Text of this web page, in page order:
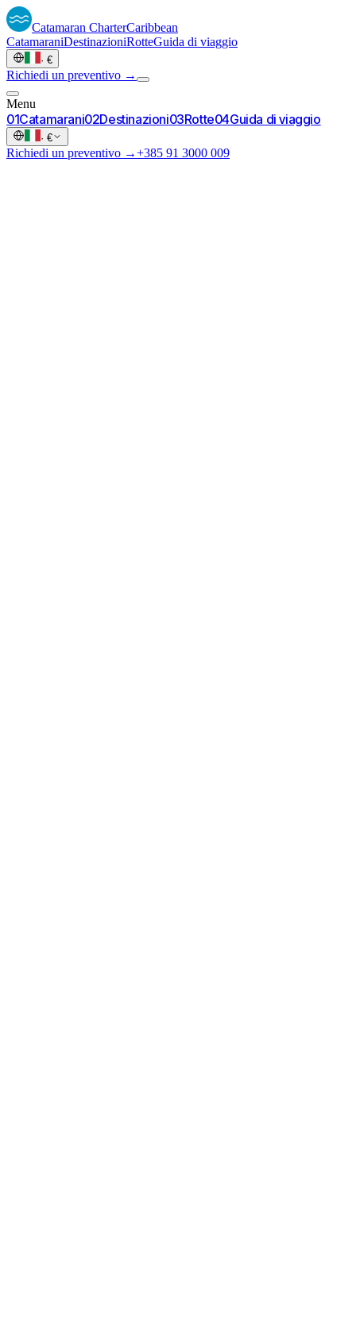
Catamaran CharterCaribbean
CatamaraniDestinazioniRotteGuida di viaggio
· €
Richiedi un preventivo →
Menu
01Catamarani02Destinazioni03Rotte04Guida di viaggio
· €
Richiedi un preventivo →+385 91 3000 009